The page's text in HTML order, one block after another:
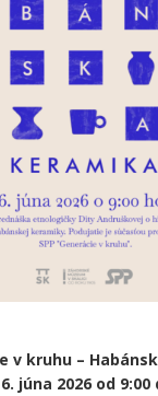
v kruhu –
júna 2026 od 9:00